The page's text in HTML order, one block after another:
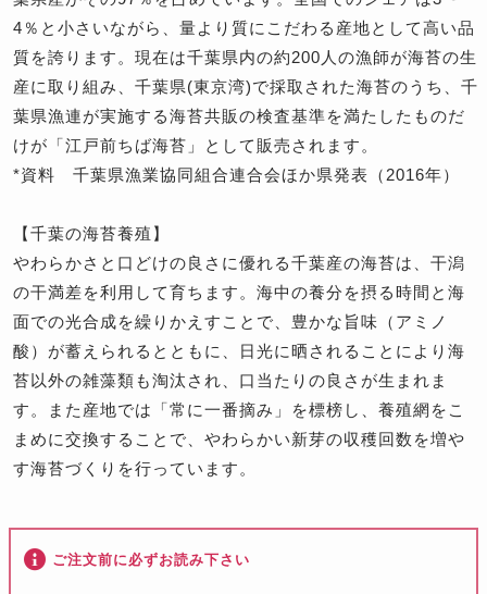
4％と小さいながら、量より質にこだわる産地として高い品
質を誇ります。現在は千葉県内の約200人の漁師が海苔の生
産に取り組み、千葉県(東京湾)で採取された海苔のうち、千
葉県漁連が実施する海苔共販の検査基準を満たしたものだ
けが「江戸前ちば海苔」として販売されます。
*資料 千葉県漁業協同組合連合会ほか県発表（2016年）
【千葉の海苔養殖】
やわらかさと口どけの良さに優れる千葉産の海苔は、干潟
の干満差を利用して育ちます。海中の養分を摂る時間と海
面での光合成を繰りかえすことで、豊かな旨味（アミノ
酸）が蓄えられるとともに、日光に晒されることにより海
苔以外の雑藻類も淘汰され、口当たりの良さが生まれま
す。また産地では「常に一番摘み」を標榜し、養殖網をこ
まめに交換することで、やわらかい新芽の収穫回数を増や
す海苔づくりを行っています。
ご注文前に必ずお読み下さい